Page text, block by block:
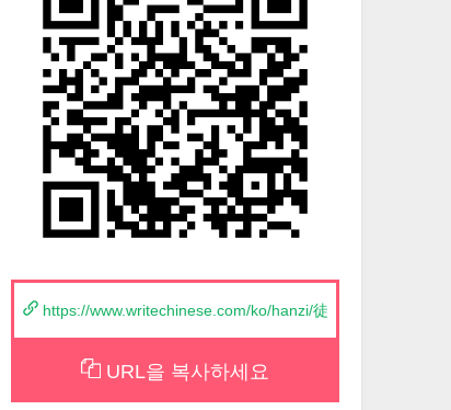
https://www.writechinese.com/ko/hanzi/徒
URL을 복사하세요